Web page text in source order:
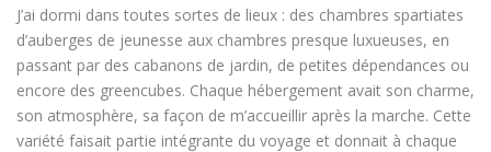
J’ai dormi dans toutes sortes de lieux : des chambres spartiates
d’auberges de jeunesse aux chambres presque luxueuses, en
passant par des cabanons de jardin, de petites dépendances ou
encore des greencubes. Chaque hébergement avait son charme,
son atmosphère, sa façon de m’accueillir après la marche. Cette
variété faisait partie intégrante du voyage et donnait à chaque